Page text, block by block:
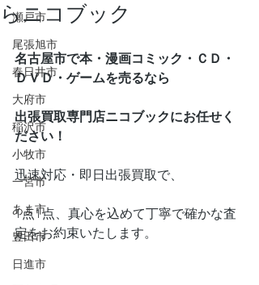
瀬戸市
尾張旭市
春日井市
大府市
稲沢市
小牧市
一宮市
あま市
豊田市
日進市
らニコブック
名古屋市で本・漫画コミック・ＣＤ・
ＤＶＤ・ゲームを売るなら
出張買取専門店ニコブックにお任せく
ださい！
迅速対応・即日出張買取で、
1点1点、真心を込めて丁寧で確かな査
定をお約束いたします。